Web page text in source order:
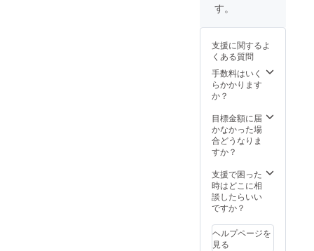
す。
支援に関するよ
くある質問
手数料はいく
らかかります
か？
目標金額に届
かなかった場
合どうなりま
すか？
支援で困った
時はどこに相
談したらいい
ですか？
ヘルプページを
見る